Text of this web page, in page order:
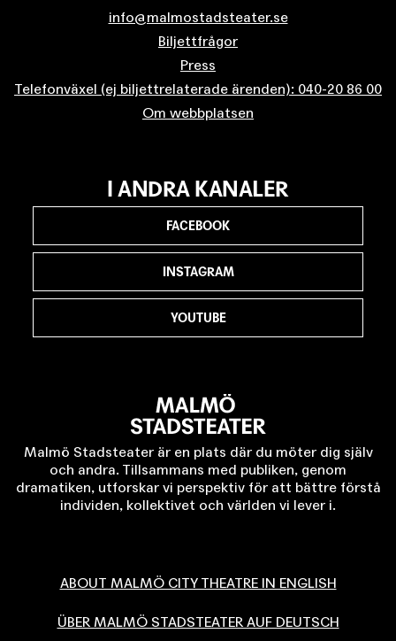
info@malmostadsteater.se
Biljettfrågor
Press
Telefonväxel (ej biljettrelaterade ärenden): 040-20 86 00
Om webbplatsen
Malmö Stadsteater är en plats där du möter dig själv
och andra. Tillsammans med publiken, genom
dramatiken, utforskar vi perspektiv för att bättre förstå
individen, kollektivet och världen vi lever i.
ABOUT MALMÖ CITY THEATRE IN ENGLISH
ÜBER MALMÖ STADSTEATER AUF DEUTSCH
I ANDRA KANALER
FACEBOOK
INSTAGRAM
YOUTUBE